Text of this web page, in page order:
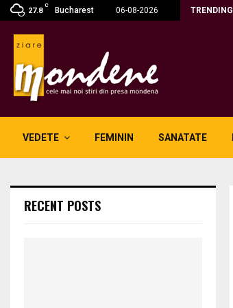
27.8
C
Bucharest 06-08-2026 TRENDING
fum: unde se potrivesc…
VEDETE FEMININ SANATATE
RECENT POSTS